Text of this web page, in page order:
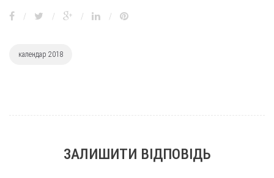
/ / / /
календар 2018
ЗАЛИШИТИ ВІДПОВІДЬ